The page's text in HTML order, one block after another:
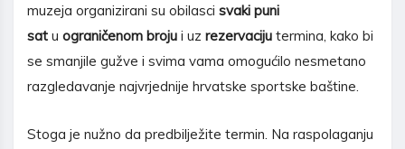
muzeja organizirani su obilasci svaki puni
sat u ograničenom broju i uz rezervaciju termina, kako bi
se smanjile gužve i svima vama omogućilo nesmetano
razgledavanje najvrjednije hrvatske sportske baštine.
Stoga je nužno da predbilježite termin. Na raspolaganju